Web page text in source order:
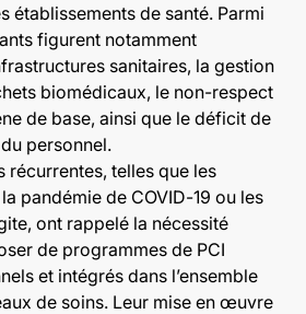
établissements de santé. Parmi
figurent notamment
sanitaires, la gestion
biomédicaux, le non-respect
de base, ainsi que le déficit de
personnel.
récurrentes, telles que les
pandémie de COVID-19 ou les
ont rappelé la nécessité
de programmes de PCI
et intégrés dans l’ensemble
de soins. Leur mise en œuvre